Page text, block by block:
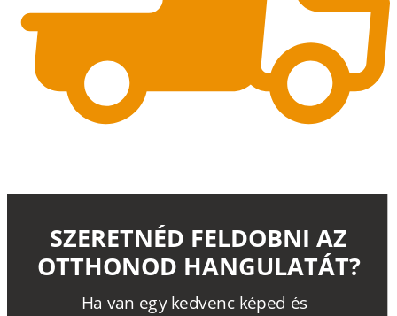
Ha van egy kedvenc képed és
SZERETNÉD FELDOBNI AZ
OTTHONOD HANGULATÁT?